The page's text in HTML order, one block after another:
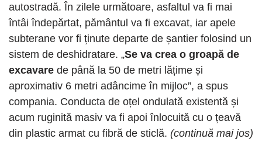
autostradă. În zilele următoare, asfaltul va fi mai
întâi îndepărtat, pământul va fi excavat, iar apele
subterane vor fi ținute departe de șantier folosind un
sistem de deshidratare. „Se va crea o groapă de
excavare de până la 50 de metri lățime și
aproximativ 6 metri adâncime în mijloc”, a spus
compania. Conducta de oțel ondulată existentă și
acum ruginită masiv va fi apoi înlocuită cu o țeavă
din plastic armat cu fibră de sticlă. (continuă mai jos)